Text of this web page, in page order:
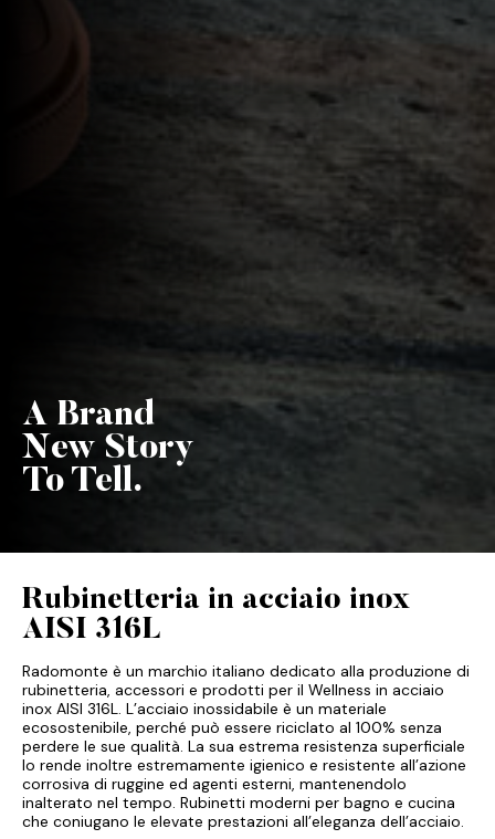
A Brand
New Story
To Tell.
Rubinetteria in acciaio inox
AISI 316L
Radomonte è un marchio italiano dedicato alla produzione di
rubinetteria, accessori e prodotti per il Wellness in acciaio
inox AISI 316L. L’acciaio inossidabile è un materiale
ecosostenibile, perché può essere riciclato al 100% senza
perdere le sue qualità. La sua estrema resistenza superficiale
lo rende inoltre estremamente igienico e resistente all’azione
corrosiva di ruggine ed agenti esterni, mantenendolo
inalterato nel tempo. Rubinetti moderni per bagno e cucina
che coniugano le elevate prestazioni all’eleganza dell’acciaio.